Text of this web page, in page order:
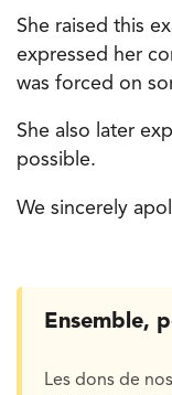
She raised this
expressed her
was forced on
She also later
possible.
We sincerely
Ensemble,
Les dons de